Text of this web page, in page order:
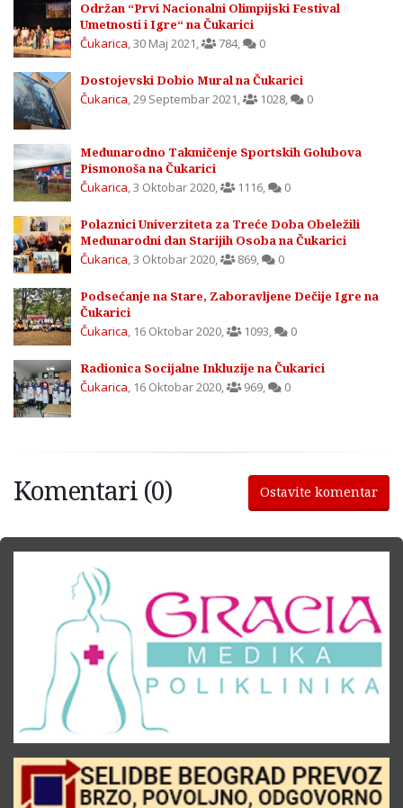
Održan “Prvi Nacionalni Olimpijski Festival
Umetnosti i Igre“ na Čukarici
Čukarica 30 Maj 2021 784, 0
Dostojevski Dobio Mural na Čukarici
Čukarica 29 Septembar 2021 1028 0
Međunarodno Takmičenje Sportskih Golubova
Pismonoša na Čukarici
Čukarica 3 Oktobar 2020 1116 0
Polaznici Univerziteta za Treće Doba Obeležili
Međunarodni dan Starijih Osoba na Čukarici
Čukarica 3 Oktobar 2020 869 0
Podsećanje na Stare, Zaboravljene Dečije Igre na
Čukarici
Čukarica 16 Oktobar 2020 1093 0
Radionica Socijalne Inkluzije na Čukarici
Čukarica 16 Oktobar 2020 969 0
Komentari (0) Ostavite komentar